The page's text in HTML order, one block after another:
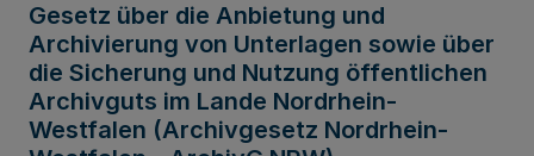
Gesetz über die Anbietung und
Archivierung von Unterlagen sowie über
die Sicherung und Nutzung öffentlichen
Archivguts im Lande Nordrhein-
Westfalen (Archivgesetz Nordrhein-